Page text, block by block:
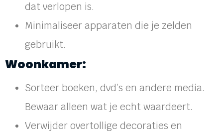
dat verlopen is.
Minimaliseer apparaten die je zelden
gebruikt.
Woonkamer:
Sorteer boeken, dvd’s en andere media.
Bewaar alleen wat je echt waardeert.
Verwijder overtollige decoraties en